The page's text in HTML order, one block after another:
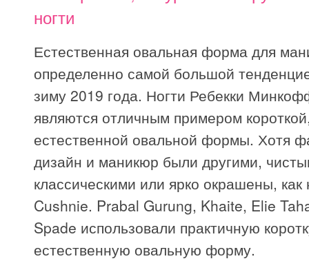
ногти
Естественная овальная форма для
определенно самой большой
зиму 2019 года. Ногти Ребекки
являются отличным примером
естественной овальной формы. Хотя
дизайн и маникюр были другими,
классическими или ярко окрашены, как
Cushnie. Prabal Gurung, Khaite, Elie
Spade использовали практичную
естественную овальную форму.